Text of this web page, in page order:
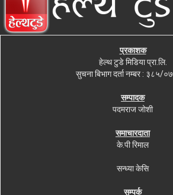
प्रकाशक
हेल्थ टुडे मिडिया प्रा.लि.
सुचना बिभाग दर्ता नम्बर : ३८५/
सम्पादक
पदमराज जोशी
समाचारदाता
के.पी रिमाल
सन्ध्या केसि
सम्पर्क